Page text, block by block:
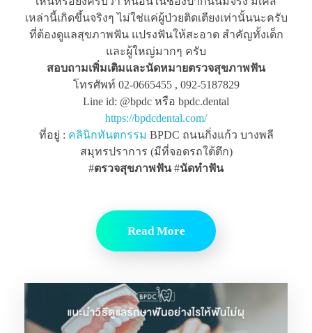
เหล่านี้เกิดขึ้นจริงๆ ไม่ใช่แค่ผู้ป่วยติดเตียงเท่านั้นนะครับ
ที่ต้องดูแลสุขภาพฟัน แปรงฟันให้สะอาด สำคัญทั้งเด็ก
และผู้ใหญ่มากๆ ครับ
สอบถามเพิ่มเติมและนัดหมายตรวจสุขภาพฟัน
โทรศัพท์ 02-0665455 , 092-5187829
Line id: @bpdc หรือ bpdc.dental
https://bpdcdental.com/
ที่อยู่ : คลินิกทันตกรรม BPDC ถนนกิ่งแก้ว บางพลี
สมุทรปราการ (มีที่จอดรถใต้ตึก)
#ตรวจสุขภาพฟัน#นัดทำฟัน
Read More